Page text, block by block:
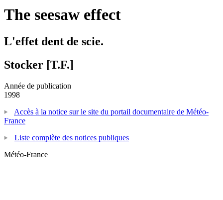
The seesaw effect
L'effet dent de scie.
Stocker [T.F.]
Année de publication
1998
Accès à la notice sur le site du portail documentaire de Météo-
France
Liste complète des notices publiques
Météo-France